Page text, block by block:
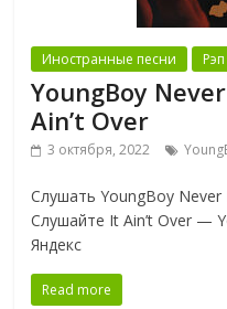
Иностранные песни
YoungBoy
Ain’t Over
3 октября, 2022
Слушать YoungBoy
Слушайте It Ain’t Over —
Яндекс
Read more